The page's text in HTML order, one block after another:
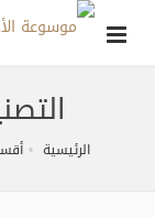
الرئيسية